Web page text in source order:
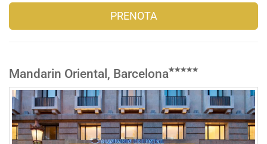
PRENOTA
Mandarin Oriental, Barcelona